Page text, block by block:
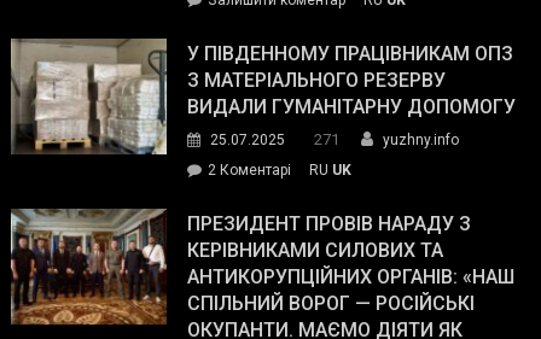
завойовує
симпатії
виборців
The
Street
Journal.
У ПІВДЕННОМУ ПРАЦІВНИКАМ ОПЗ
З МАТЕРІАЛЬНОГО РЕЗЕРВУ
ВИДАЛИ ГУМАНІТАРНУ ДОПОМОГУ
25.07.2025 271
yuzhny.info
2 Коментарі
Південному
працівникам
ОПЗ
з
матеріального
RU UK
ПРЕЗИДЕНТ ПРОВІВ НАРАДУ З
КЕРІВНИКАМИ СИЛОВИХ ТА
АНТИКОРУПЦІЙНИХ ОРГАНІВ: «НАШ
СПІЛЬНИЙ ВОРОГ — РОСІЙСЬКІ
ОКУПАНТИ. МАЄМО ДІЯТИ ЯК